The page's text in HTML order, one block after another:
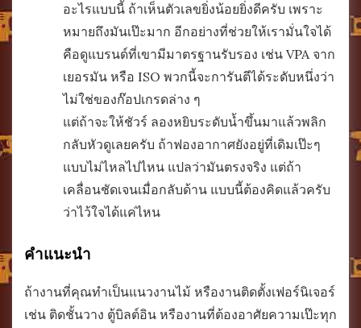
อะไรแบบนี้ ถ้าเห็นตัวเลขยิ่งน้อยยิ่งดีครับ เพราะ
หมายถึงมันเป๊ะมาก อีกอย่างที่ช่วยให้เรามั่นใจได้
คือดูแบรนด์ที่เขามีมาตรฐานรับรอง เช่น VPA จาก
เยอรมัน หรือ ISO พวกนี้จะการันตีได้ระดับหนึ่งว่า
ไม่ใช่ของก๊อปเกรดล่าง ๆ
แต่ถ้าจะให้ชัวร์ ลองหยิบระดับน้ำขึ้นมาแล้วพลิก
กลับหัวดูเลยครับ ถ้าฟองอากาศยังอยู่ที่เดิมเป๊ะๆ
แบบไม่ไหลไปไหน แปลว่ามันตรงจริง แต่ถ้า
เคลื่อนชัดเจนเมื่อกลับด้าน แบบนี้ต้องคิดแล้วครับ
ว่าไว้ใจได้แค่ไหน
คำแนะนำ
ถ้างานที่คุณทำเป็นแนวงานไม้ หรืองานติดตั้งเฟอร์นิเจอร์
เช่น ติดชั้นวาง ตู้บิลต์อิน หรืองานที่ต้องอาศัยความเป๊ะทุก